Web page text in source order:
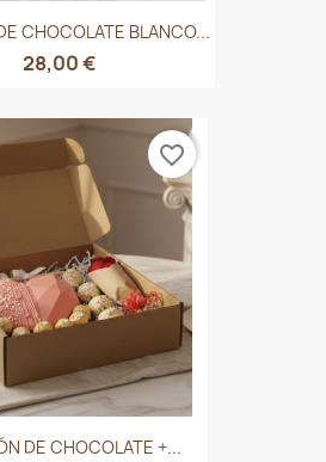
CHOCOLATE BLANCO...
28,00 €
DE CHOCOLATE +...
favorite_border